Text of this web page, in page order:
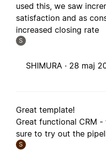
used this, we saw
satisfaction and as
increased closing rate
S
SHIMURA · 28 maj
Great template!
Great functional CRM
sure to try out the
S